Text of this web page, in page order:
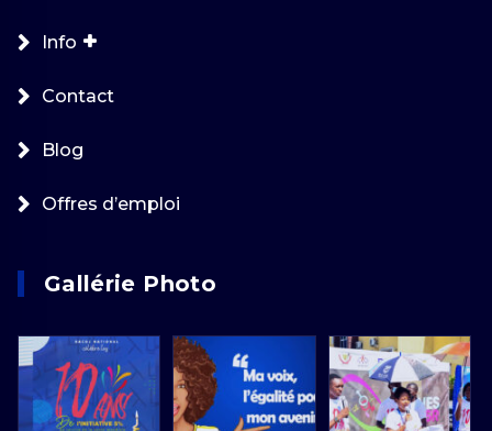
Info
Contact
Blog
Offres d’emploi
Gallérie Photo